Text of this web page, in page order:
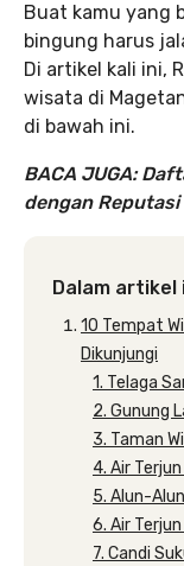
Buat kamu yang
bingung harus
Di artikel kali ini,
wisata di
di bawah ini.
BACA JUGA:
dengan Reputasi
Dalam artikel
10 Tempat
Dikunjungi
1. Telaga
2. Gunung
3. Taman
4. Air
5. Alun-
6. Air
7. Candi